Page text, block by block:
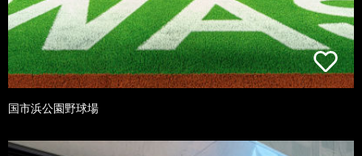
国市浜公園野球場